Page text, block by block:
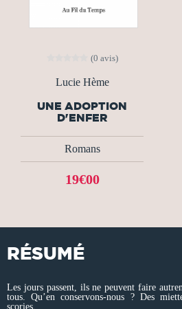
(0 avis)
Lucie Hème
UNE ADOPTION
D'ENFER
Romans
19€00
RÉSUMÉ
Les jours passent, ils ne peuvent faire
tous. Qu’en conservons-nous ? Des
scories.